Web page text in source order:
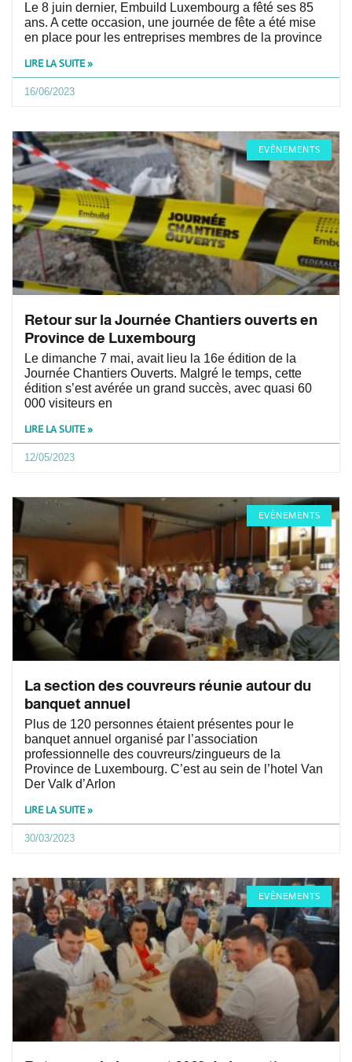
Le 8 juin dernier, Embuild Luxembourg a fêté ses 85
ans. A cette occasion, une journée de fête a été mise
en place pour les entreprises membres de la province
LIRE LA SUITE »
16/06/2023
EVÈNEMENTS
Retour sur la Journée Chantiers ouverts en
Province de Luxembourg
Le dimanche 7 mai, avait lieu la 16e édition de la
Journée Chantiers Ouverts. Malgré le temps, cette
édition s’est avérée un grand succès, avec quasi 60
000 visiteurs en
LIRE LA SUITE »
12/05/2023
EVÈNEMENTS
La section des couvreurs réunie autour du
banquet annuel
Plus de 120 personnes étaient présentes pour le
banquet annuel organisé par l’association
professionnelle des couvreurs/zingueurs de la
Province de Luxembourg. C’est au sein de l’hotel Van
Der Valk d’Arlon
LIRE LA SUITE »
30/03/2023
EVÈNEMENTS